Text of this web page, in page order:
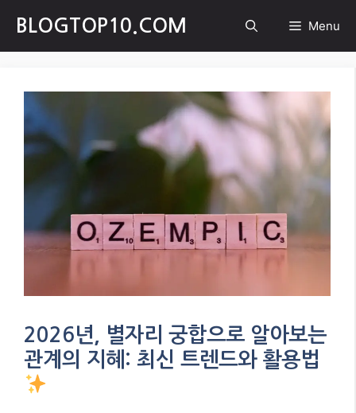
content
BLOGTOP10.COM Menu
2026년, 별자리 궁합으로 알아보는
관계의 지혜: 최신 트렌드와 활용법